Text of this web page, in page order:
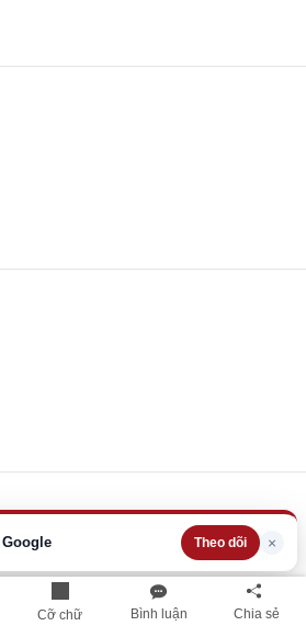
Cỡ chữ Bình luận Chia sẻ
Google Theo dõi ×